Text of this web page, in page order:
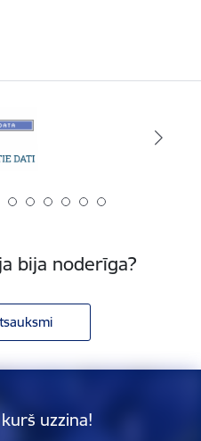
bija noderīga?
uzzina!